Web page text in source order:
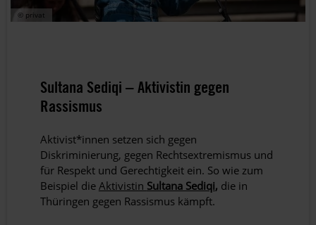
© privat
Sultana Sediqi – Aktivistin gegen
Rassismus
Aktivist*innen setzen sich gegen
Diskriminierung, gegen Rechtsextremismus und
für Respekt und Gerechtigkeit ein. So wie zum
Beispiel die Aktivistin Sultana Sediqi, die in
Thüringen gegen Rassismus kämpft.